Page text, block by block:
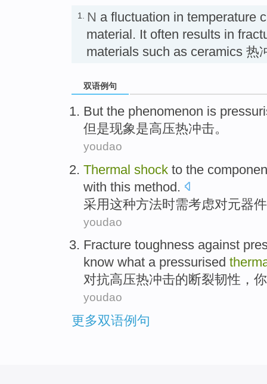
1. N a fluctuation in temperature
material. It often results in
materials such as ceramics 热
双语例句
But the phenomenon is
但是现象是高压热冲击。
youdao
Thermal shock to the
with this method.
采用这种方法时需考虑对元器件
youdao
Fracture toughness against
know what a pressurised
对抗高压热冲击的断裂韧性 ，
youdao
更多双语例句